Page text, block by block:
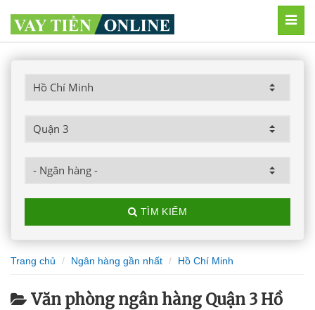
TÌM KIẾM
Trang chủ Ngân hàng gần nhất Hồ Chí Minh
Văn phòng ngân hàng Quận 3 Hồ